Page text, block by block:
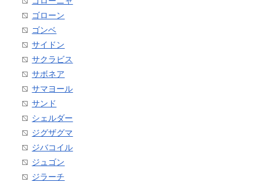
ゴローン
ゴンベ
サイドン
サクラビス
サボネア
サマヨール
サンド
シェルダー
ジグザグマ
ジバコイル
ジュゴン
ジラーチ